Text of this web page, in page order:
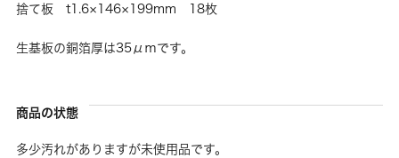
捨て板 t1.6×146×199mm 18枚
生基板の銅箔厚は35μｍです。
商品の状態
多少汚れがありますが未使用品です。